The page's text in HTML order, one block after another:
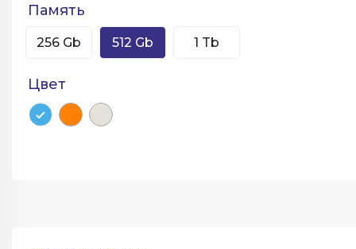
Память
256 Gb 512 Gb 1 Tb
Цвет